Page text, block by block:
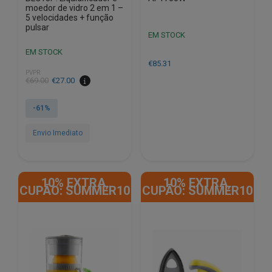
moedor de vidro 2 em 1 –
5 velocidades + função
pulsar
EM STOCK
PVPR
€69.00
O
original
€69.00.
€27.00
O
atual
€27.00.
-61%
Envio Imediato
EM STOCK
€85.31
10% EXTRA,
CUPÃO: SUMMER10
10% EXTRA,
CUPÃO: SUMMER10